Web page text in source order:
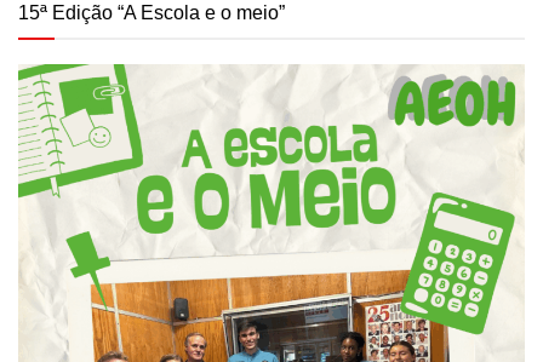
15ª Edição “A Escola e o meio”